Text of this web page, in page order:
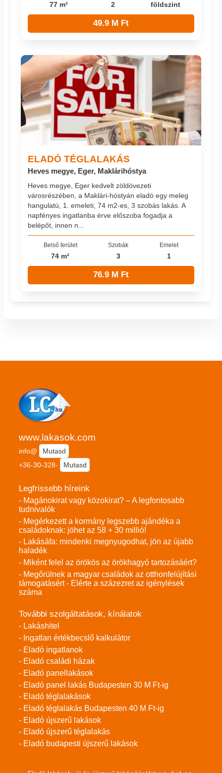
77 m² 2 földszint
49.9 M Ft
ELADÓ TÉGLALAKÁS
Heves megye, Eger, Maklárihóstya
Heves megye, Eger kedvelt zöldövezeti
városrészében, a Maklári-hóstyán eladó egy meleg
hangulatú, 1. emeleti, 74 m2-es, 3 szobás lakás. A
napfényes ingatlanba érve előszoba fogadja a
belépőt, innen n...
Belső terület
74 m²
Szobák
3
Emelet
1
76.9 M Ft
www.lakasok.com
info@
Mutasd
+36-30-328-
Mutasd
Legfrissebb híreink
- Magánokirat vagy közokirat? – A legfontosabb
tudnivalók
- Megérkezett a kormány legszebb ajándéka a
családoknak: jöhet az 58 + 30 millió!
- Lakásáfa: mindenki megnyugodhat, jön az újabb
haladék
- Miként felel az örökös az örökhagyó tartozásáért?
- Megőrülnek a magyar családok az otthonfelújítási
támogatásért - Elérte a százezret az igénylések
száma
További szolgáltatások, kínálatok
- Lakáshitel
- Ingatlan értékbecslő kalkulátor
- Eladó ingatlanok
- Eladó családi házak
- Eladó panellakások
- Eladó panel lakás Budapesten 30 M Ft-ig
- Eladó téglalakások
- Eladó téglalakás Budapesten 40 M Ft-ig
- Eladó újszerű lakások
- Eladó újszerű téglalakás
- Eladó budapesti újszerű lakások